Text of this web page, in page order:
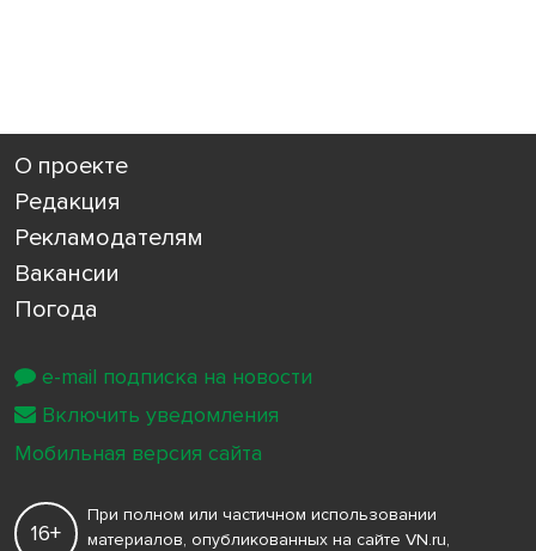
О проекте
Редакция
Рекламодателям
Вакансии
Погода
16+
При полном или частичном использовании
материалов, опубликованных на сайте VN.ru,
e-mail подписка на новости
Включить уведомления
Мобильная версия сайта